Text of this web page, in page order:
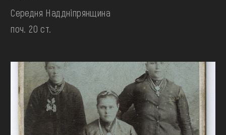
Середня Наддніпрянщина
поч. 20 ст.